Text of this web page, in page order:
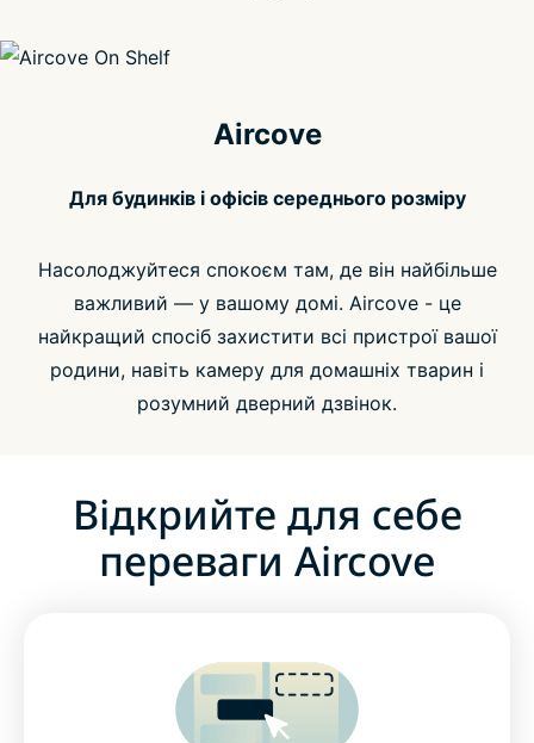
Aircove
Для будинків і офісів середнього розміру
Насолоджуйтеся спокоєм там, де він найбільше
важливий — у вашому домі. Aircove - це
найкращий спосіб захистити всі пристрої вашої
родини, навіть камеру для домашніх тварин і
розумний дверний дзвінок.
Відкрийте для себе
переваги Aircove